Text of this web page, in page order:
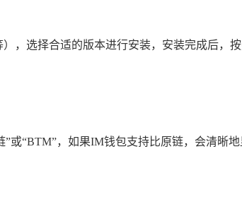
，选择合适的版本进行安装，安装完成后，
或“BTM”，如果IM钱包支持比原链，会清晰